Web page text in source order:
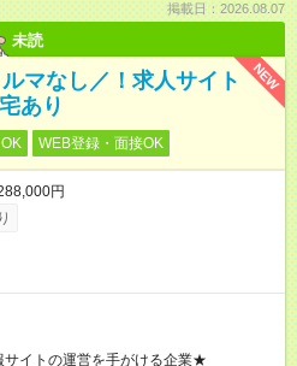
掲載日：2026.08.07
未読
NEW
マなし／！求人サイト
あり
WEB登録・面接OK
円
サイトの運営を手がける企業★